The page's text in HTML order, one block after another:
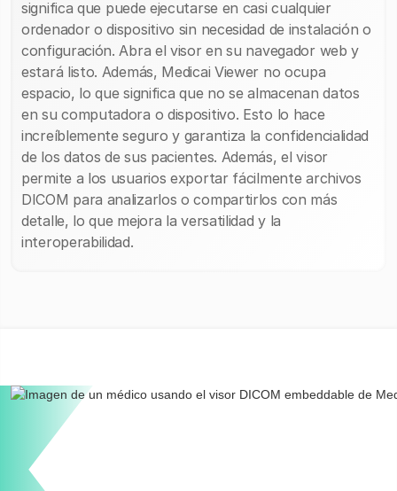
significa que puede ejecutarse en casi cualquier
ordenador o dispositivo sin necesidad de instalación o
configuración. Abra el visor en su navegador web y
estará listo. Además, Medicai Viewer no ocupa
espacio, lo que significa que no se almacenan datos
en su computadora o dispositivo. Esto lo hace
increíblemente seguro y garantiza la confidencialidad
de los datos de sus pacientes. Además, el visor
permite a los usuarios exportar fácilmente archivos
DICOM para analizarlos o compartirlos con más
detalle, lo que mejora la versatilidad y la
interoperabilidad.